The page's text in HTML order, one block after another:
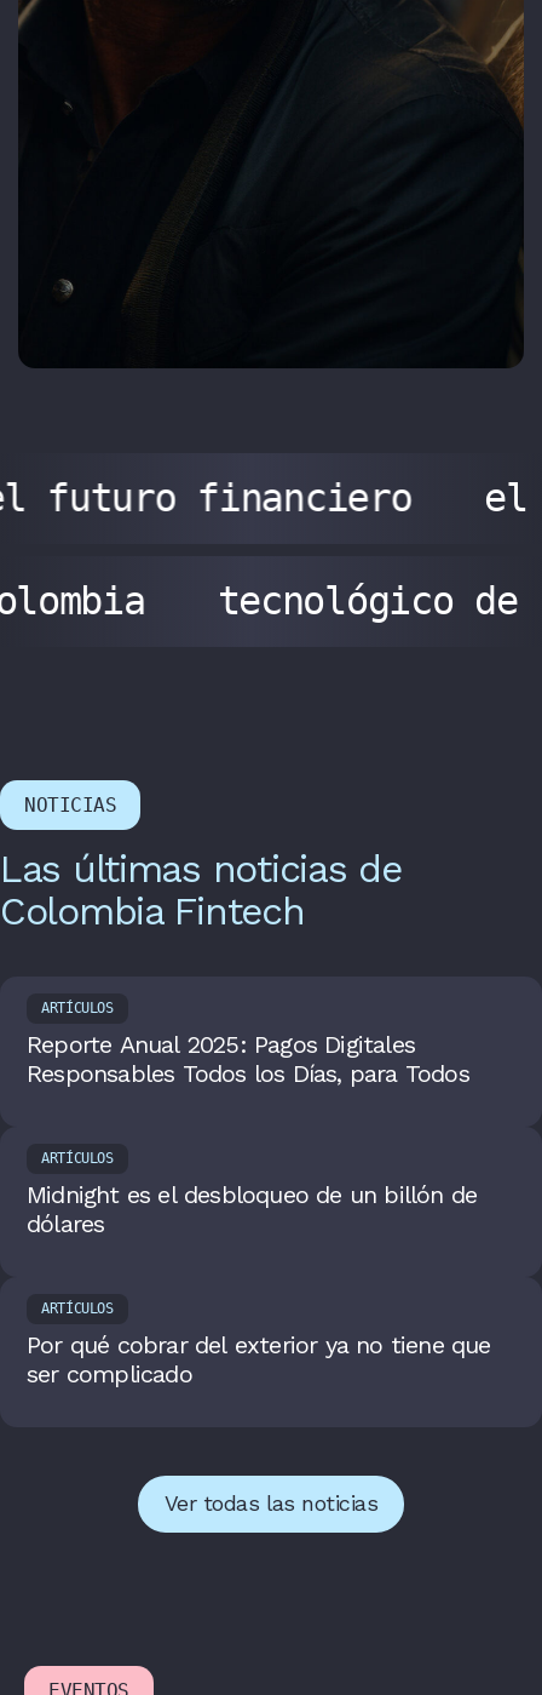
futuro financiero el
tecnológico de
NOTICIAS
Las últimas noticias de
Colombia Fintech
ARTÍCULOS
Reporte Anual 2025: Pagos Digitales
Responsables Todos los Días, para Todos
ARTÍCULOS
Midnight es el desbloqueo de un billón de
dólares
ARTÍCULOS
Por qué cobrar del exterior ya no tiene que
ser complicado
Ver todas las noticias